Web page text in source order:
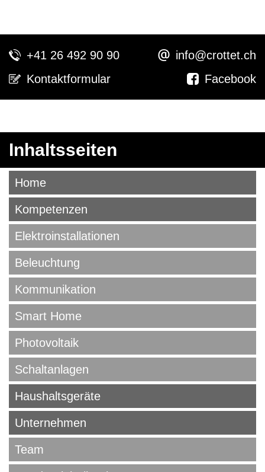
+41 26 492 90 90
info@crottet.ch
Kontaktformular
Facebook
Inhaltsseiten
Home
Kompetenzen
Elektroinstallationen
Beleuchtung
Kommunikation
Smart Home
Photovoltaik
Schaltanlagen
Haushaltsgeräte
Unternehmen
Team